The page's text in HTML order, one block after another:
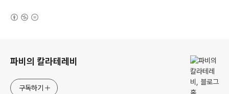
파비의 칼라테레비
구독하기